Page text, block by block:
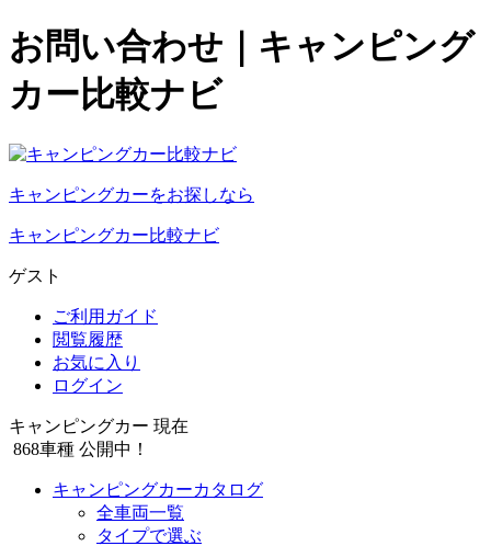
お問い合わせ｜キャンピング
カー比較ナビ
キャンピングカーをお探しなら
キャンピングカー比較ナビ
ゲスト
ご利用ガイド
閲覧履歴
お気に入り
ログイン
キャンピングカー 現在
868車種 公開中！
キャンピングカーカタログ
全車両一覧
タイプで選ぶ